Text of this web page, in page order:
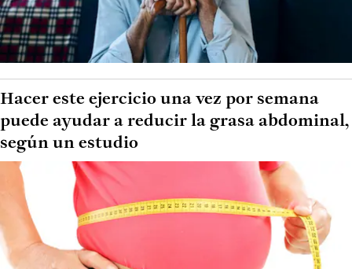
Hacer este ejercicio una vez por semana
puede ayudar a reducir la grasa abdominal,
según un estudio